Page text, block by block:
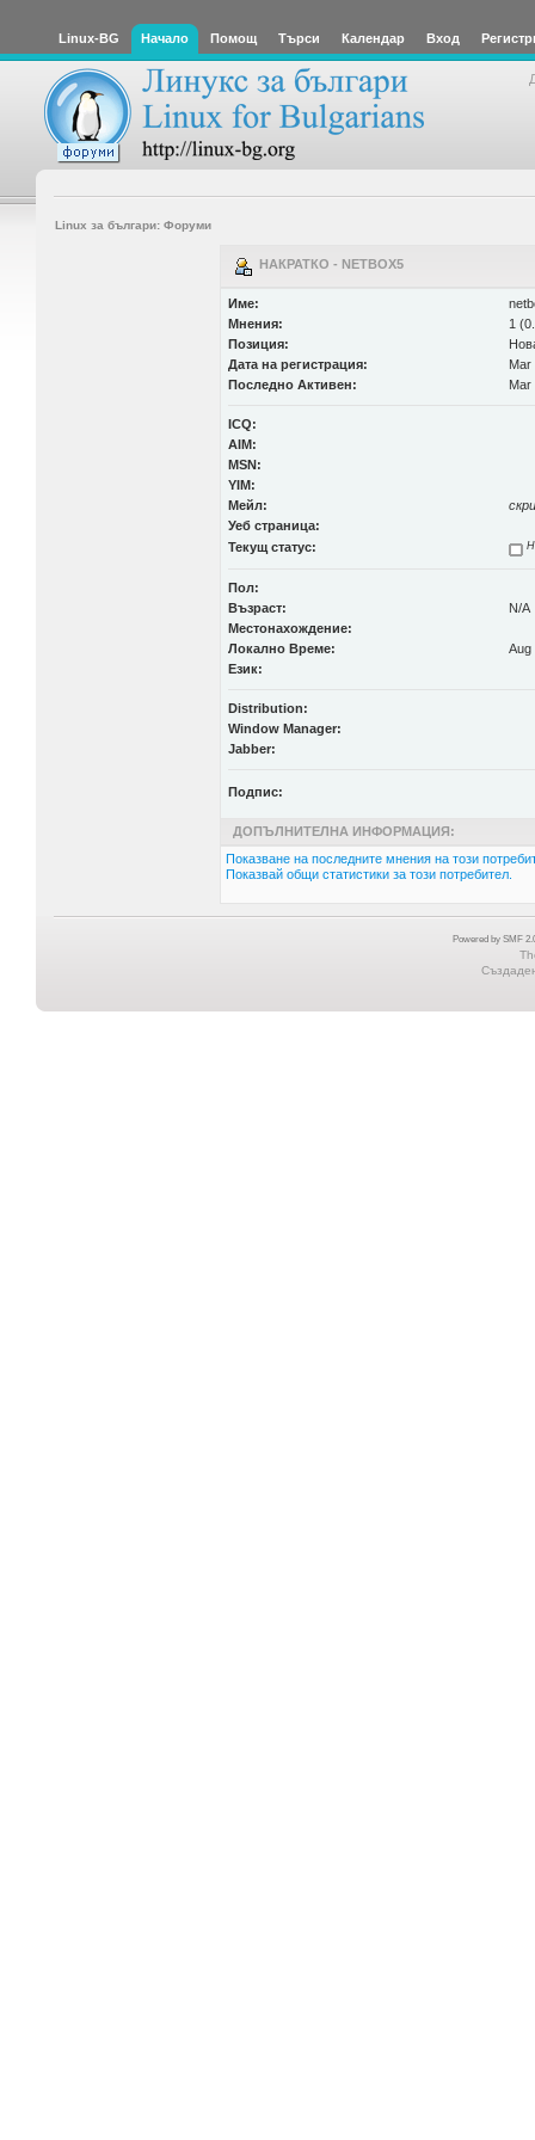
Linux-BG Начало Помощ Търси Календар Вход
Linux за българи: Форуми
НАКРАТКО - NETBOX5
Име:
Мнения:
1
Позиция:
Дата на регистрация:
Mar
Последно Активен:
Mar
ICQ:
AIM:
MSN:
YIM:
Мейл:
Уеб страница:
Текущ статус:
Пол:
Възраст:
N/A
Местонахождение:
Локално Време:
Aug
Език:
Distribution:
Window Manager:
Jabber:
Подпис:
ДОПЪЛНИТЕЛНА ИНФОРМАЦИЯ:
Показване на последните мнения на този
Показвай общи статистики за този потребител.
Powered by SMF